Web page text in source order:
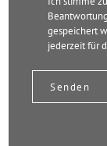
gespeichert
jederzeit für